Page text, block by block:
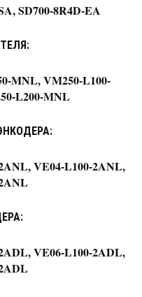
SD700-8R4D-EA
MNL, VM250-L100-
L200-MNL
VE04-L100-2ANL,
VE06-L100-2ADL,